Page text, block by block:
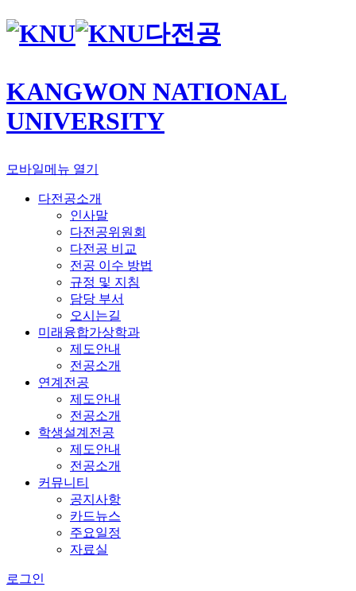
다전공
KANGWON NATIONAL
UNIVERSITY
모바일메뉴 열기
다전공소개
인사말
다전공위원회
다전공 비교
전공 이수 방법
규정 및 지침
담당 부서
오시는길
미래융합가상학과
제도안내
전공소개
연계전공
제도안내
전공소개
학생설계전공
제도안내
전공소개
커뮤니티
공지사항
카드뉴스
주요일정
자료실
로그인